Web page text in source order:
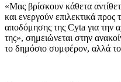
«Μας βρίσκουν κάθετα
και ενεργούν επιλεκτικά
αποδόμησης της Cyta για την
της», σημειώνεται στην
το δημόσιο συμφέρον, αλλά